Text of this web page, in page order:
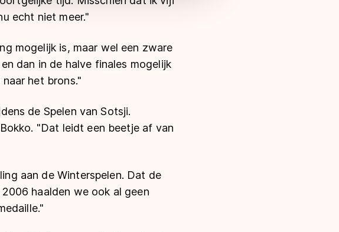
echt niet meer."
mogelijk is, maar wel een zware
dan in de halve finales mogelijk
het brons."
de Spelen van Sotsji.
"Dat leidt een beetje af van
aan de Winterspelen. Dat de
haalden we ook al geen